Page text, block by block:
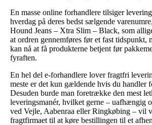
En masse online forhandlere tilsiger
hverdag på deres bedst sælgende
Hound Jeans – Xtra Slim – Black, som
at ordren gennemføres før et fast tidspunkt,
kan nå at få produkterne betjent før
fyraften.
En hel del e-forhandlere lover fragtfri
meste er det kun gældende hvis du handler
Desuden burde man foretrække den mest
leveringsmanér, hvilket gerne – uafhængig
ved Vejle, Aabenraa eller Ringkøbing – vil
fragtfirmaet til at køre bestillingen til et